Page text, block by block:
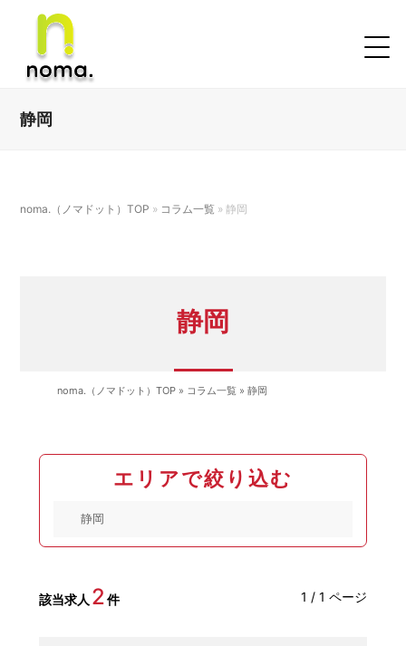
静岡
noma.（ノマドット）TOP » コラム一覧 » 静岡
静岡
noma.（ノマドット）TOP» コラム一覧» 静岡
エリアで絞り込む
該当求人 2件 1 / 1 ページ